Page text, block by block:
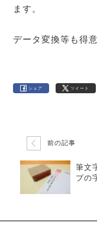
ます。
データ変換等も得
シェア ツイート
前の記事
筆文
プの